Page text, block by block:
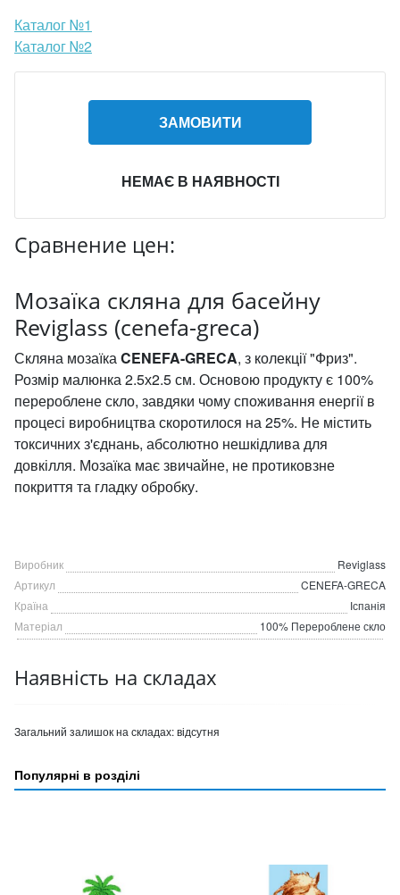
Каталог №1
Каталог №2
ЗАМОВИТИ
НЕМАЄ В НАЯВНОСТІ
Сравнение цен:
Мозаїка скляна для басейну
Reviglass (cenefa-greca)
Скляна мозаїкаCENEFA-GRECA, з колекції "Фриз".
Розмір малюнка 2.5х2.5 см. Основою продукту є 100%
перероблене скло, завдяки чому споживання енергії в
процесі виробництва скоротилося на 25%. Не містить
токсичних з'єднань, абсолютно нешкідлива для
довкілля. Мозаїка має звичайне, не протиковзне
покриття та гладку обробку.
Виробник
Reviglass
Артикул
CENEFA-GRECA
Країна
Іспанія
Матеріал
100% Перероблене скло
Наявність на складах
Загальний залишок на складах:відсутня
Популярні в розділі